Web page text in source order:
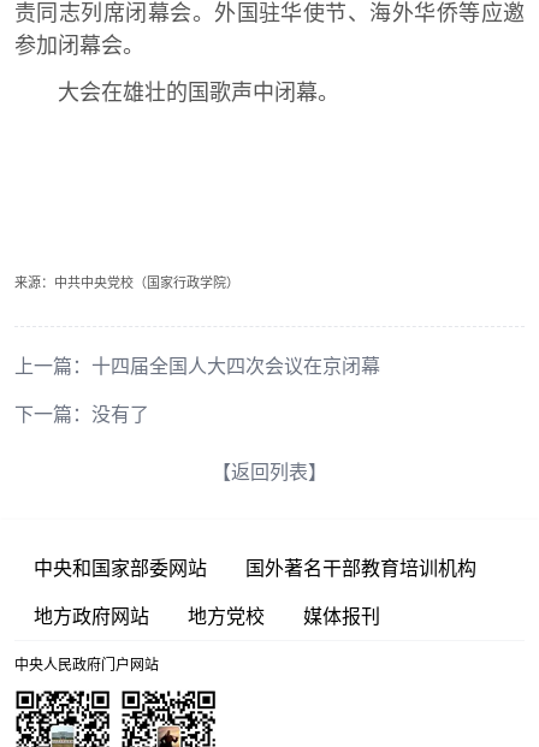
责同志列席闭幕会。外国驻华使节、海外华侨等应邀
参加闭幕会。
大会在雄壮的国歌声中闭幕。
来源：中共中央党校（国家行政学院）
上一篇： 十四届全国人大四次会议在京闭幕
下一篇：没有了
【返回列表】
中央和国家部委网站
国外著名干部教育培训机构
地方政府网站
地方党校 媒体报刊
中央人民政府门户网站